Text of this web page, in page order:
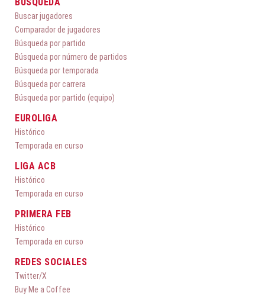
Buscar jugadores
Comparador de jugadores
Búsqueda por partido
Búsqueda por número de partidos
Búsqueda por temporada
Búsqueda por carrera
Búsqueda por partido (equipo)
EUROLIGA
Histórico
Temporada en curso
LIGA ACB
Histórico
Temporada en curso
PRIMERA FEB
Histórico
Temporada en curso
REDES SOCIALES
Twitter/X
Buy Me a Coffee